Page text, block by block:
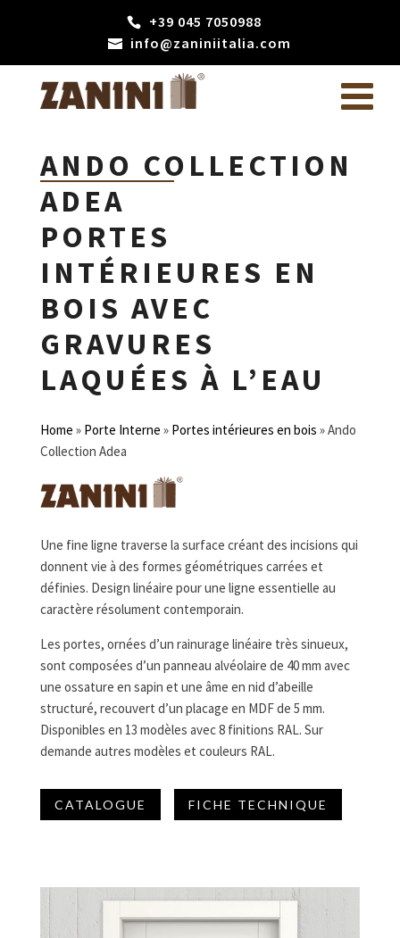
+39 045 7050988
info@zaniniitalia.com
ANDO COLLECTION
ADEA
PORTES
INTÉRIEURES EN
BOIS AVEC
GRAVURES
LAQUÉES À L’EAU
Home » Porte Interne » Portes intérieures en bois »Ando
Collection Adea
Une fine ligne traverse la surface créant des incisions qui
donnent vie à des formes géométriques carrées et
définies. Design linéaire pour une ligne essentielle au
caractère résolument contemporain.
Les portes, ornées d’un rainurage linéaire très sinueux,
sont composées d’un panneau alvéolaire de 40 mm avec
une ossature en sapin et une âme en nid d’abeille
structuré, recouvert d’un placage en MDF de 5 mm.
Disponibles en 13 modèles avec 8 finitions RAL. Sur
demande autres modèles et couleurs RAL.
CATALOGUE FICHE TECHNIQUE